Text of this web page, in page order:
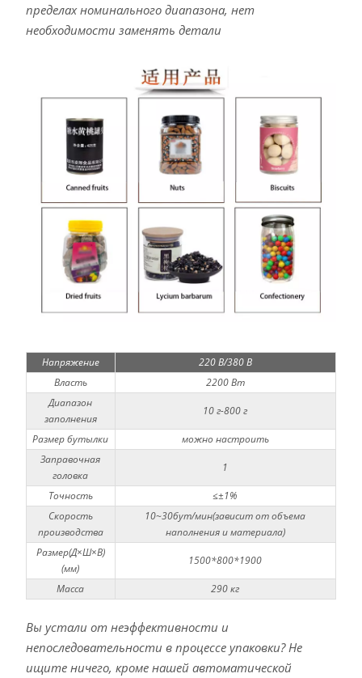
пределах номинального диапазона, нет
необходимости заменять детали
Напряжение
220 В/380 В
Власть
2200 Вт
Диапазон
заполнения
10 г-800 г
Размер бутылки
можно настроить
Заправочная
головка
1
Точность
≤±1%
Скорость
производства
10~30бут/мин(зависит от объема
наполнения и материала)
Размер(Д×Ш×В)
(мм)
1500*800*1900
Масса 290 кг
Вы устали от неэффективности и
непоследовательности в процессе упаковки? Не
ищите ничего, кроме нашей автоматической